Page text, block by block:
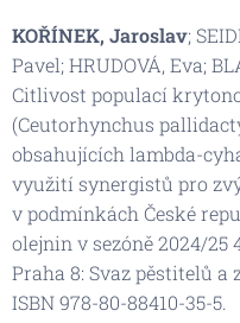
KOŘÍNEK, Jaroslav;
Pavel; HRUDOVÁ, Eva;
Citlivost populací
(Ceutorhynchus
obsahujících lambda-
využití synergistů pro
v podmínkách České
olejnin v sezóně 2024/
Praha 8: Svaz pěstitelů a
ISBN 978-80-88410-35-5.